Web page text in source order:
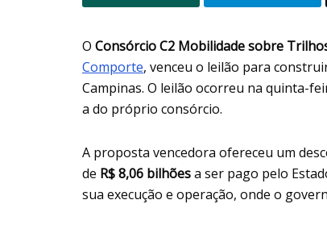
O Consórcio C2 Mobilidade sobre
Comporte, venceu o leilão para
Campinas. O leilão ocorreu na quinta-
a do próprio consórcio.
A proposta vencedora ofereceu um
de R$ 8,06 bilhõesa ser pago pelo
sua execução e operação, onde o